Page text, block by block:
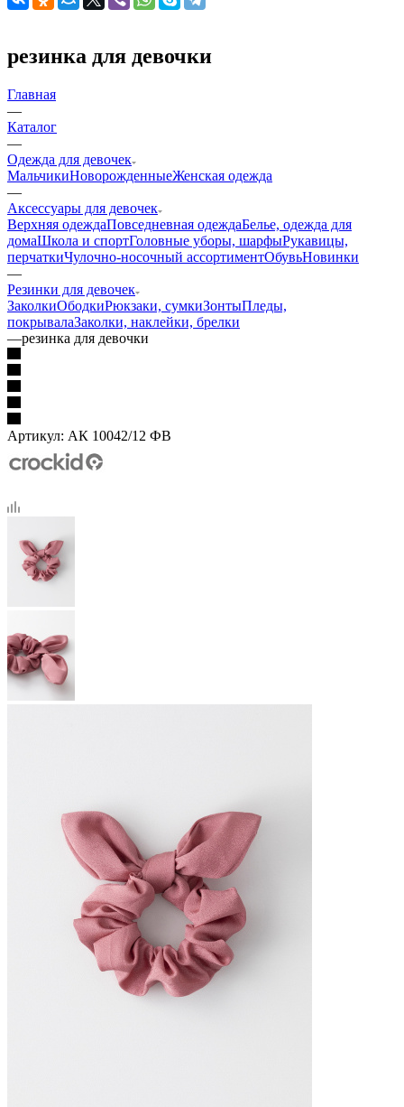
резинка для девочки
Главная
—
Каталог
—
Одежда для девочек
МальчикиНоворожденныеЖенская одежда
—
Аксессуары для девочек
Верхняя одеждаПовседневная одеждаБелье, одежда для
домаШкола и спортГоловные уборы, шарфыРукавицы,
перчаткиЧулочно-носочный ассортиментОбувьНовинки
—
Резинки для девочек
ЗаколкиОбодкиРюкзаки, сумкиЗонтыПледы,
покрывалаЗаколки, наклейки, брелки
—резинка для девочки
Артикул: АК 10042/12 ФВ